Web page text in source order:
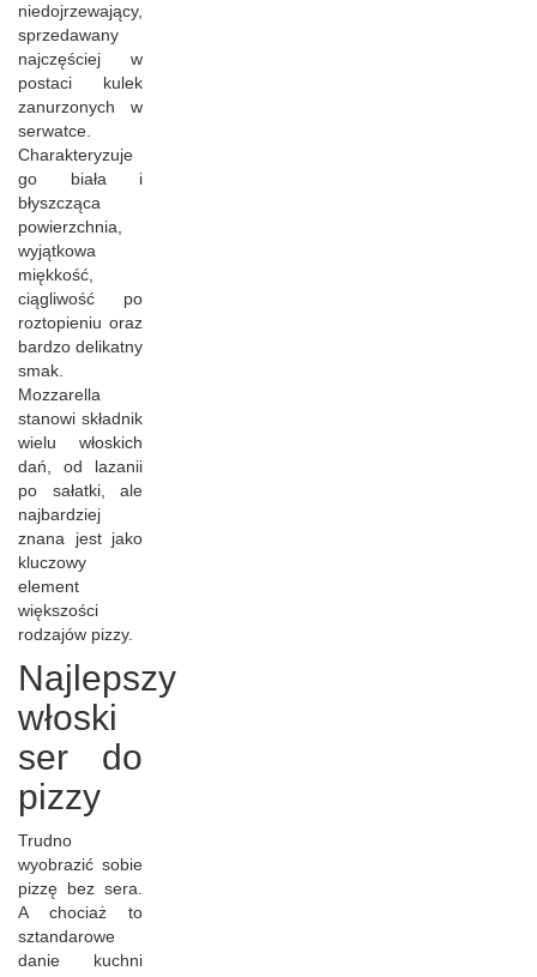
niedojrzewający,
sprzedawany
najczęściej w
postaci kulek
zanurzonych w
serwatce.
Charakteryzuje
go biała i
błyszcząca
powierzchnia,
wyjątkowa
miękkość,
ciągliwość po
roztopieniu oraz
bardzo delikatny
smak.
Mozzarella
stanowi składnik
wielu włoskich
dań, od lazanii
po sałatki, ale
najbardziej
znana jest jako
kluczowy
element
większości
rodzajów pizzy.
Najlepszy
włoski
ser do
pizzy
Trudno
wyobrazić sobie
pizzę bez sera.
A chociaż to
sztandarowe
danie kuchni